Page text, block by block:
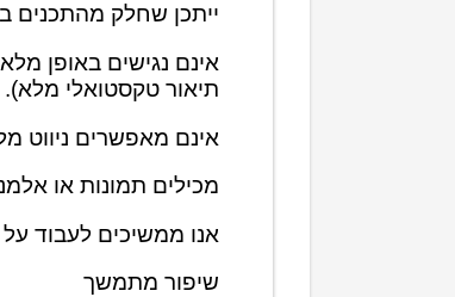
ייתכן שחלק מהתכנים
אינם נגישים באופן
תיאור טקסטואלי מלא).
אינם מאפשרים ניווט
מכילים תמונות או
אנו ממשיכים לעבוד
שיפור מתמשך